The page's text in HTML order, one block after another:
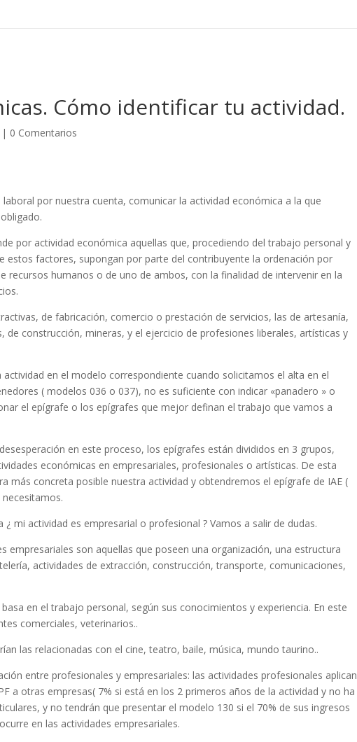
Cómo identificar tu actividad.
| 0 Comentarios
por nuestra cuenta, comunicar la actividad económica a la que
por actividad económica aquellas que, procediendo del trabajo personal y
estos factores, supongan por parte del contribuyente la ordenación por
recursos humanos o de uno de ambos, con la finalidad de intervenir en la
de fabricación, comercio o prestación de servicios, las de artesanía,
de construcción, mineras, y el ejercicio de profesiones liberales, artísticas y
en el modelo correspondiente cuando solicitamos el alta en el
( modelos 036 o 037), no es suficiente con indicar «panadero » o
el epígrafe o los epígrafes que mejor definan el trabajo que vamos a
en este proceso, los epígrafes están divididos en 3 grupos,
económicas en empresariales, profesionales o artísticas. De esta
más concreta posible nuestra actividad y obtendremos el epígrafe de IAE (
mi actividad es empresarial o profesional ? Vamos a salir de dudas.
empresariales son aquellas que poseen una organización, una estructura
actividades de extracción, construcción, transporte, comunicaciones,
en el trabajo personal, según sus conocimientos y experiencia. En este
comerciales, veterinarios..
las relacionadas con el cine, teatro, baile, música, mundo taurino..
entre profesionales y empresariales: las actividades profesionales aplican
a otras empresas( 7% si está en los 2 primeros años de la actividad y no ha
y no tendrán que presentar el modelo 130 si el 70% de sus ingresos
en las actividades empresariales.